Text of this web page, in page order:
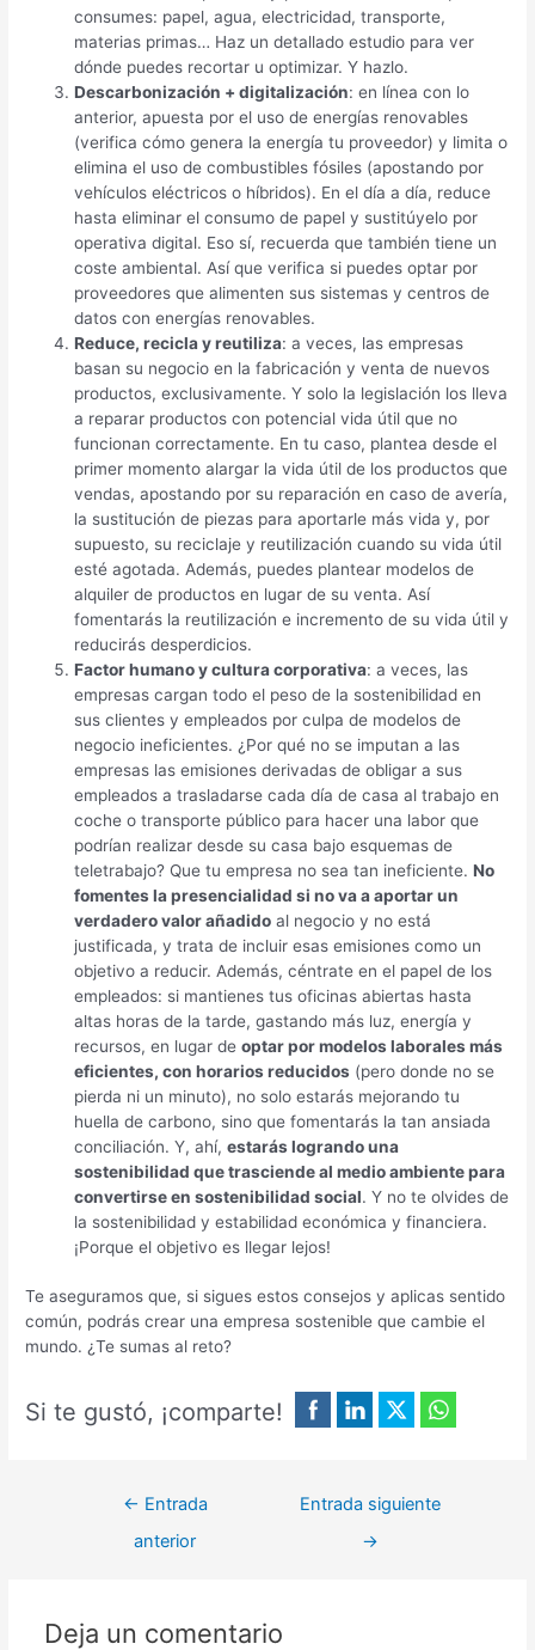
consumes: papel, agua, electricidad, transporte,
materias primas… Haz un detallado estudio para ver
dónde puedes recortar u optimizar. Y hazlo.
Descarbonización + digitalización: en línea con lo
anterior, apuesta por el uso de energías renovables
(verifica cómo genera la energía tu proveedor) y limita o
elimina el uso de combustibles fósiles (apostando por
vehículos eléctricos o híbridos). En el día a día, reduce
hasta eliminar el consumo de papel y sustitúyelo por
operativa digital. Eso sí, recuerda que también tiene un
coste ambiental. Así que verifica si puedes optar por
proveedores que alimenten sus sistemas y centros de
datos con energías renovables.
Reduce, recicla y reutiliza: a veces, las empresas
basan su negocio en la fabricación y venta de nuevos
productos, exclusivamente. Y solo la legislación los lleva
a reparar productos con potencial vida útil que no
funcionan correctamente. En tu caso, plantea desde el
primer momento alargar la vida útil de los productos que
vendas, apostando por su reparación en caso de avería,
la sustitución de piezas para aportarle más vida y, por
supuesto, su reciclaje y reutilización cuando su vida útil
esté agotada. Además, puedes plantear modelos de
alquiler de productos en lugar de su venta. Así
fomentarás la reutilización e incremento de su vida útil y
reducirás desperdicios.
Factor humano y cultura corporativa: a veces, las
empresas cargan todo el peso de la sostenibilidad en
sus clientes y empleados por culpa de modelos de
negocio ineficientes. ¿Por qué no se imputan a las
empresas las emisiones derivadas de obligar a sus
empleados a trasladarse cada día de casa al trabajo en
coche o transporte público para hacer una labor que
podrían realizar desde su casa bajo esquemas de
teletrabajo? Que tu empresa no sea tan ineficiente.No
fomentes la presencialidad si no va a aportar un
verdadero valor añadido al negocio y no está
justificada, y trata de incluir esas emisiones como un
objetivo a reducir. Además, céntrate en el papel de los
empleados: si mantienes tus oficinas abiertas hasta
altas horas de la tarde, gastando más luz, energía y
recursos, en lugar deoptar por modelos laborales más
eficientes, con horarios reducidos (pero donde no se
pierda ni un minuto), no solo estarás mejorando tu
huella de carbono, sino que fomentarás la tan ansiada
conciliación. Y, ahí,estarás logrando una
sostenibilidad que trasciende al medio ambiente para
convertirse en sostenibilidad social. Y no te olvides de
la sostenibilidad y estabilidad económica y financiera.
¡Porque el objetivo es llegar lejos!
Te aseguramos que, si sigues estos consejos y aplicas sentido
común, podrás crear una empresa sostenible que cambie el
mundo. ¿Te sumas al reto?
Si te gustó, ¡comparte!
← Entrada
anterior
Entrada siguiente
→
Deja un comentario